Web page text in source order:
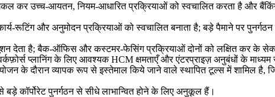
कर उच्च-आयतन, नियम-आधारित प्रक्रियाओं को स्वचालित करता है और
रूटिंग और अनुमोदन प्रक्रियाओं को स्वचालित बनाता है; बड़े पैमाने पर पुनर्गठन के
देता है; बैक-ऑफिस और कस्टमर-फेसिंग प्रक्रियाओं दोनों को लक्षित कर के
प्लानिंग के लिए आवश्यक HCM क्षमताएँ और एंटरप्राइज़ अनुबंधों के माध्यम
के दौरान व्यापक रूप से इस्तेमाल किये जाने वाले स्थापित टूल्स में शामिल है,
कॉर्पोरेट पुनर्गठन से सीधे लाभान्वित होने के लिए अनुकूल हैं।